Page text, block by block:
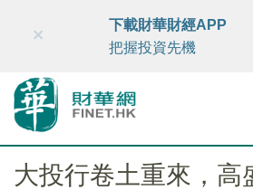
財華智庫網 FINTV FINMETA
×
下載財華財經APP
把握投資先機
大投行卷土重來，高